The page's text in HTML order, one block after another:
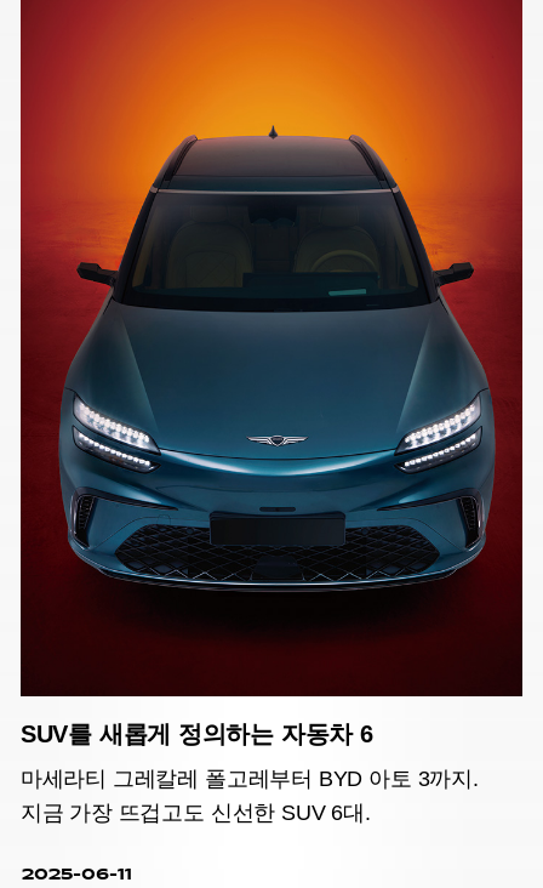
SUV를 새롭게 정의하는 자동차 6
마세라티 그레칼레 폴고레부터 BYD 아토 3까지.
지금 가장 뜨겁고도 신선한 SUV 6대.
2025-06-11